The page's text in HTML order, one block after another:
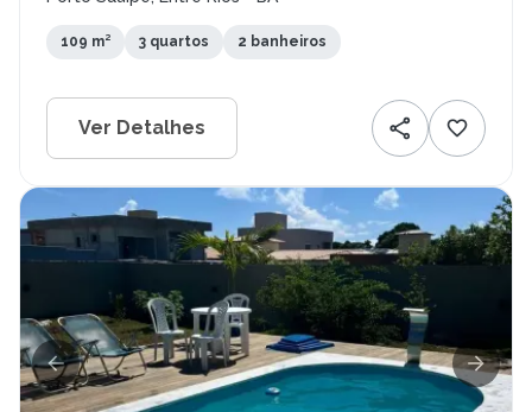
109 m² 3 quartos 2 banheiros
Ver Detalhes